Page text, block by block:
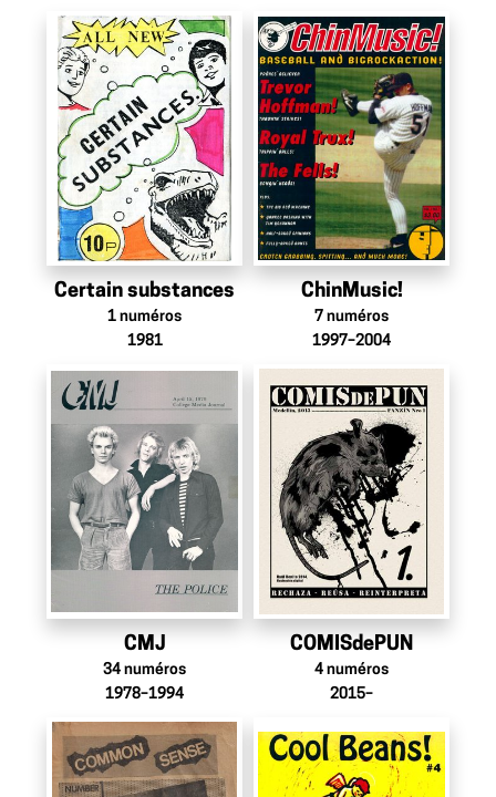
Certain substances
1 numéros
1981
ChinMusic!
7 numéros
1997–2004
CMJ
34 numéros
1978–1994
COMISdePUN
4 numéros
2015–